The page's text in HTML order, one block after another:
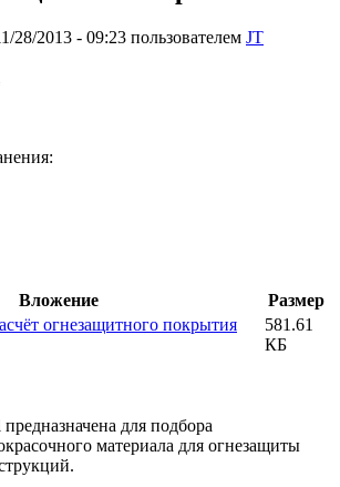
28/2013 - 09:23 пользователем JT
Вложение
Размер
огнезащитного покрытия
581.61
КБ
для подбора
материала для огнезащиты